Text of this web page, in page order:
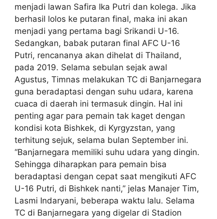
menjadi lawan Safira Ika Putri dan kolega. Jika
berhasil lolos ke putaran final, maka ini akan
menjadi yang pertama bagi Srikandi U-16.
Sedangkan, babak putaran final AFC U-16
Putri, rencananya akan dihelat di Thailand,
pada 2019. Selama sebulan sejak awal
Agustus, Timnas melakukan TC di Banjarnegara
guna beradaptasi dengan suhu udara, karena
cuaca di daerah ini termasuk dingin. Hal ini
penting agar para pemain tak kaget dengan
kondisi kota Bishkek, di Kyrgyzstan, yang
terhitung sejuk, selama bulan September ini.
“Banjarnegara memiliki suhu udara yang dingin.
Sehingga diharapkan para pemain bisa
beradaptasi dengan cepat saat mengikuti AFC
U-16 Putri, di Bishkek nanti,” jelas Manajer Tim,
Lasmi Indaryani, beberapa waktu lalu. Selama
TC di Banjarnegara yang digelar di Stadion